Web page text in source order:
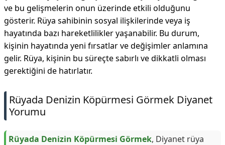
ve bu gelişmelerin onun üzerinde etkili olduğunu
gösterir. Rüya sahibinin sosyal ilişkilerinde veya iş
hayatında bazı hareketlilikler yaşanabilir. Bu durum,
kişinin hayatında yeni fırsatlar ve değişimler anlamına
gelir. Rüya, kişinin bu süreçte sabırlı ve dikkatli olması
gerektiğini de hatırlatır.
Rüyada Denizin Köpürmesi Görmek Diyanet
Yorumu
Rüyada Denizin Köpürmesi Görmek, Diyanet rüya